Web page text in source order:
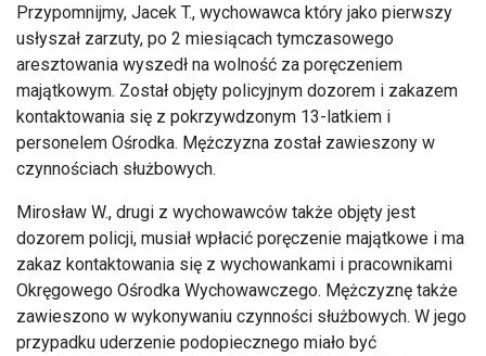
Przypomnijmy, Jacek T., wychowawca który jako pierwszy
usłyszał zarzuty, po 2 miesiącach tymczasowego
aresztowania wyszedł na wolność za poręczeniem
majątkowym. Został objęty policyjnym dozorem i zakazem
kontaktowania się z pokrzywdzonym 13-latkiem i
personelem Ośrodka. Mężczyzna został zawieszony w
czynnościach służbowych.
Mirosław W., drugi z wychowawców także objęty jest
dozorem policji, musiał wpłacić poręczenie majątkowe i ma
zakaz kontaktowania się z wychowankami i pracownikami
Okręgowego Ośrodka Wychowawczego. Mężczyznę także
zawieszono w wykonywaniu czynności służbowych. W jego
przypadku uderzenie podopiecznego miało być